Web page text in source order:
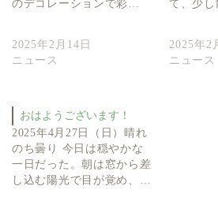
のデコレーションで彩…
2025年2月14日
ニュース
て、少
2025年2
ニュース
おはようございます！
2025年4月27日（日）晴れ
のち曇り 今日は穏やかな
一日だった。朝は窓から差
し込む陽光で目が覚め、…